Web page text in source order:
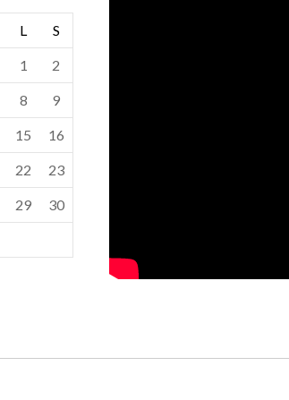
L S
1 2
8 9
15 16
22 23
29 30